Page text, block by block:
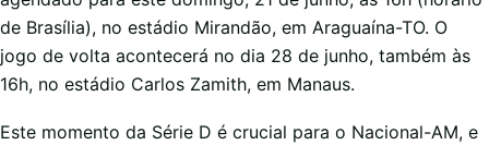
de Brasília), no estádio Mirandão, em Araguaína-TO. O
jogo de volta acontecerá no dia 28 de junho, também às
16h, no estádio Carlos Zamith, em Manaus.
Este momento da Série D é crucial para o Nacional-AM, e